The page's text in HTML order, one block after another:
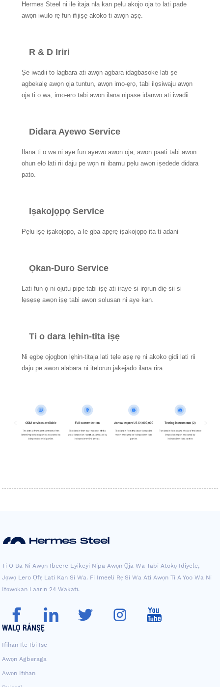
Hermes Steel ni ile itaja nla kan pẹlu akojo oja to lati pade
awọn iwulo rẹ fun ifijiṣẹ akoko ti awọn aṣẹ.
R & D Iriri
Ṣe iwadii to lagbara ati awọn agbara idagbasoke lati ṣe
agbekalẹ awọn ọja tuntun, awọn imọ-ẹrọ, tabi ilọsiwaju awọn
ọja ti o wa, imọ-ẹrọ tabi awọn ilana nipasẹ idanwo ati iwadii.
Didara Ayewo Service
Ilana ti o wa ni aye fun ayewo awọn ọja, awọn paati tabi awọn
ohun elo lati rii daju pe wọn ni ibamu pẹlu awọn iṣedede didara
pato.
Iṣakojọpọ Service
Pẹlu iṣẹ iṣakojọpọ, a le gba apẹrẹ iṣakojọpọ ita ti adani
Ọkan-Duro Service
Lati fun ọ ni ojutu pipe tabi iṣẹ ati iraye si irọrun diẹ sii si
lẹsẹsẹ awọn iṣẹ tabi awọn solusan ni aye kan.
Ti o dara lẹhin-tita iṣẹ
Ni ẹgbẹ ọjọgbọn lẹhin-titaja lati tẹle aṣẹ rẹ ni akoko gidi lati rii
daju pe awọn alabara ni itẹlọrun jakejado ilana rira.
Ti O Ba Ni Awọn Ibeere Eyikeyi Nipa Awọn Ọja Wa Tabi Atokọ Idiyele,
Jọwọ Lero Ọfẹ Lati Kan Si Wa. Fi Imeeli Rẹ Si Wa Ati Awọn Ti A Yoo Wa Ni
Ifọwọkan Laarin 24 Wakati.
WALỌ RÁNṢẸ
Ifihan Ile Ibi Ise
Awọn Agberaga
Awọn Ifihan